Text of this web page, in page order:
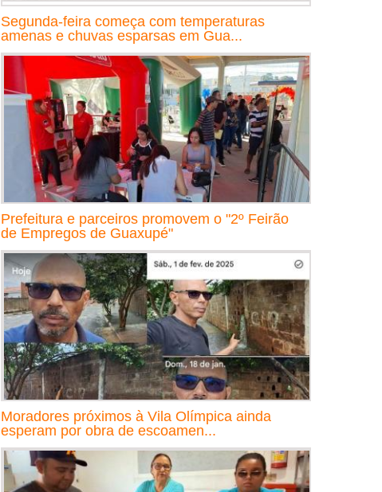
Segunda-feira começa com temperaturas
amenas e chuvas esparsas em Gua...
Prefeitura e parceiros promovem o "2º Feirão
de Empregos de Guaxupé"
Moradores próximos à Vila Olímpica ainda
esperam por obra de escoamen...